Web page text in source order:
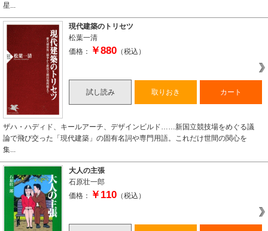
星...
現代建築のトリセツ
松葉一清
価格：
￥880 （税込）
試し読み 取りおき カート
ザハ・ハディド、キールアーチ、デザインビルド……新国立競技場をめぐる議
論で飛び交った「現代建築」の固有名詞や専門用語。これだけ世間の関心を
集...
大人の主張
石原壮一郎
価格：
￥110 （税込）